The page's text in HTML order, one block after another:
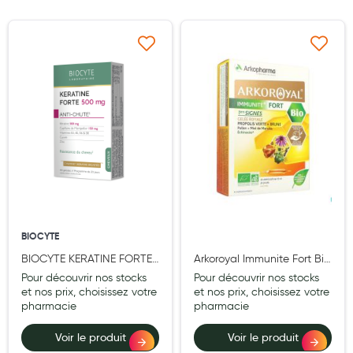
Crème solaire - Visage et corps
Préservatifs - Gels lubrifiants
Accessoires, coutellerie, brosserie
Bouillottes
Huiles
Mon bébé
Soins bébé
Couches
BIOCYTE
BIOCYTE KERATINE FORTE
ANTI-CHUTE 40 GELULES
Pour découvrir nos stocks
et nos prix, choisissez votre
pharmacie
Voir le produit
Ajouter à ma liste d’envie
Arkoroyal Immunite Fort Bio
1er Signes Ampoule 10ml
20
Pour découvrir nos stocks
et nos prix, choisissez votre
pharmacie
Voir le produit
Ajouter à ma liste